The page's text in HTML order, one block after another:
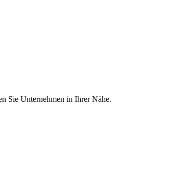
Sie Unternehmen in Ihrer Nähe.